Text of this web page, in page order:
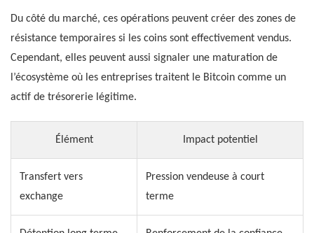
Du côté du marché, ces opérations peuvent créer des zones de
résistance temporaires si les coins sont effectivement vendus.
Cependant, elles peuvent aussi signaler une maturation de
l’écosystème où les entreprises traitent le Bitcoin comme un
actif de trésorerie légitime.
Élément Impact potentiel
Transfert vers
exchange
Pression vendeuse à court
terme